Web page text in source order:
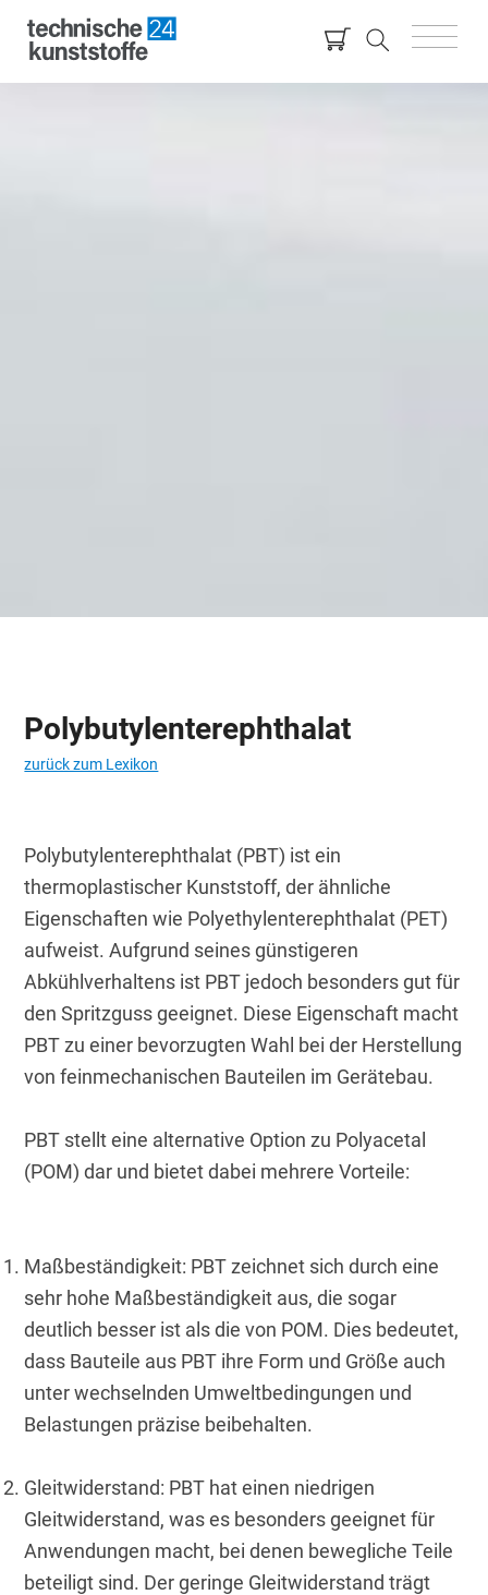
Polybutylenterephthalat
zurück zum Lexikon
Polybutylenterephthalat (PBT) ist ein
thermoplastischer Kunststoff, der ähnliche
Eigenschaften wie Polyethylenterephthalat (PET)
aufweist. Aufgrund seines günstigeren
Abkühlverhaltens ist PBT jedoch besonders gut für
den Spritzguss geeignet. Diese Eigenschaft macht
PBT zu einer bevorzugten Wahl bei der Herstellung
von feinmechanischen Bauteilen im Gerätebau.
PBT stellt eine alternative Option zu Polyacetal
(POM) dar und bietet dabei mehrere Vorteile:
Maßbeständigkeit: PBT zeichnet sich durch eine
sehr hohe Maßbeständigkeit aus, die sogar
deutlich besser ist als die von POM. Dies bedeutet,
dass Bauteile aus PBT ihre Form und Größe auch
unter wechselnden Umweltbedingungen und
Belastungen präzise beibehalten.
Gleitwiderstand: PBT hat einen niedrigen
Gleitwiderstand, was es besonders geeignet für
Anwendungen macht, bei denen bewegliche Teile
beteiligt sind. Der geringe Gleitwiderstand trägt